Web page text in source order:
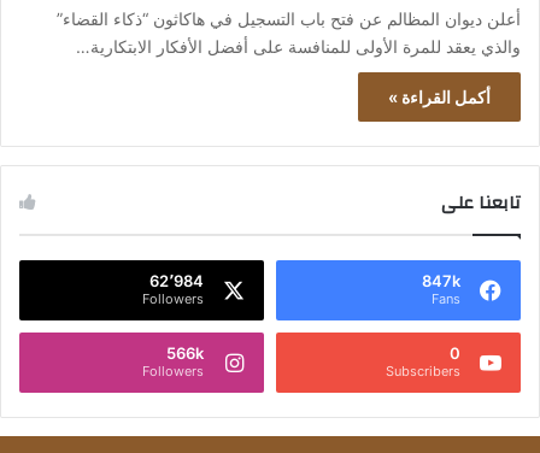
أعلن ديوان المظالم عن فتح باب التسجيل في هاكاثون “ذكاء القضاء”
والذي يعقد للمرة الأولى للمنافسة على أفضل الأفكار الابتكارية…
أكمل القراءة »
تابعنا على
847k
Fans
62٬984
Followers
0
Subscribers
566k
Followers